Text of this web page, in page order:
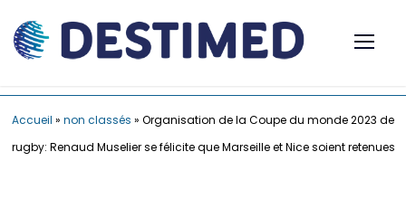
Accueil » non classés » Organisation de la Coupe du monde 2023 de
rugby: Renaud Muselier se félicite que Marseille et Nice soient retenues